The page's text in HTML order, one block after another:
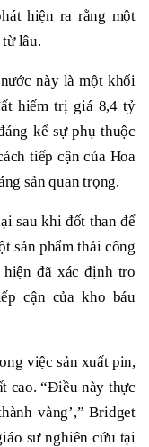
hiện ra rằng một
lâu.
này là một khối
hiếm trị giá 8,4 tỷ
kể sự phụ thuộc
tiếp cận của Hoa
sản quan trọng.
sau khi đốt than để
sản phẩm thải công
hiện đã xác định tro
cận của kho báu
việc sản xuất pin,
cao. “Điều này thực
vàng’,” Bridget
sư nghiên cứu tại